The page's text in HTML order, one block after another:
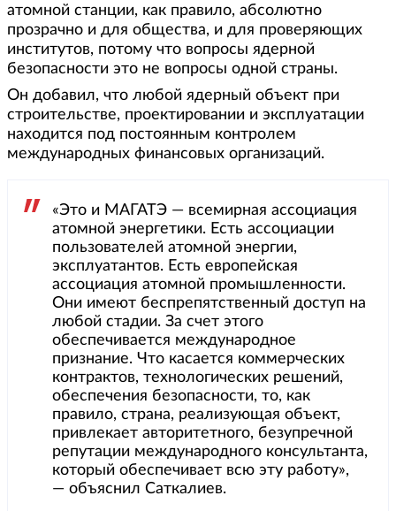
атомной станции, как правило, абсолютно
прозрачно и для общества, и для проверяющих
институтов, потому что вопросы ядерной
безопасности это не вопросы одной страны.
Он добавил, что любой ядерный объект при
строительстве, проектировании и эксплуатации
находится под постоянным контролем
международных финансовых организаций.
«Это и МАГАТЭ — всемирная ассоциация
атомной энергетики. Есть ассоциации
пользователей атомной энергии,
эксплуатантов. Есть европейская
ассоциация атомной промышленности.
Они имеют беспрепятственный доступ на
любой стадии. За счет этого
обеспечивается международное
признание. Что касается коммерческих
контрактов, технологических решений,
обеспечения безопасности, то, как
правило, страна, реализующая объект,
привлекает авторитетного, безупречной
репутации международного консультанта,
который обеспечивает всю эту работу»,
— объяснил Саткалиев.